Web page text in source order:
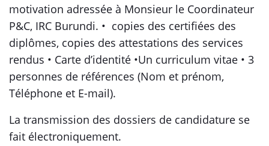
motivation adressée à Monsieur le Coordinateur
P&C, IRC Burundi. • copies des certifiées des
diplômes, copies des attestations des services
rendus • Carte d’identité •Un curriculum vitae • 3
personnes de références (Nom et prénom,
Téléphone et E-mail).
La transmission des dossiers de candidature se
fait électroniquement.